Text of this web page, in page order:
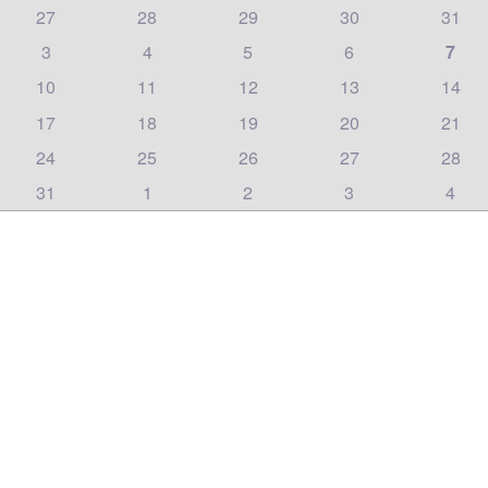
27 28 29 30
31
3 4 5 6
7
10 11 12 13
14
17 18 19 20
21
24 25 26 27
28
31 1 2 3 4